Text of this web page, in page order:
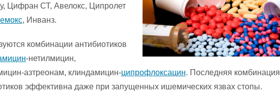
Цифран СТ, Авелокс, Ципролет
, Инванз.
комбинации антибиотиков
-нетилмицин,
азтреонам, клиндамицин-ципрофлоксацин. Последняя комбинация
эффективна даже при запущенных ишемических язвах стопы.